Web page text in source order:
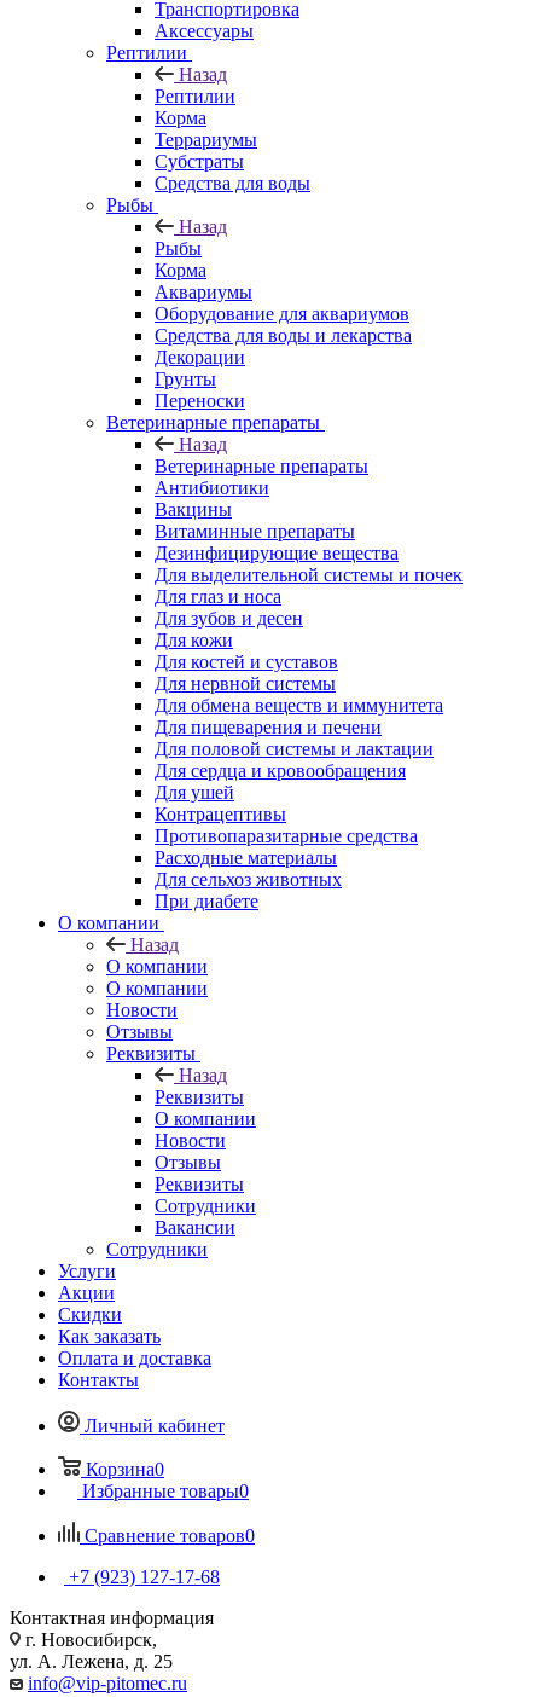
Транспортировка
Аксессуары
Рептилии
Назад
Рептилии
Корма
Террариумы
Субстраты
Средства для воды
Рыбы
Назад
Рыбы
Корма
Аквариумы
Оборудование для аквариумов
Средства для воды и лекарства
Декорации
Грунты
Переноски
Ветеринарные препараты
Назад
Ветеринарные препараты
Антибиотики
Вакцины
Витаминные препараты
Дезинфицирующие вещества
Для выделительной системы и почек
Для глаз и носа
Для зубов и десен
Для кожи
Для костей и суставов
Для нервной системы
Для обмена веществ и иммунитета
Для пищеварения и печени
Для половой системы и лактации
Для сердца и кровообращения
Для ушей
Контрацептивы
Противопаразитарные средства
Расходные материалы
Для сельхоз животных
При диабете
О компании
Назад
О компании
О компании
Новости
Отзывы
Реквизиты
Назад
Реквизиты
О компании
Новости
Отзывы
Реквизиты
Сотрудники
Вакансии
Сотрудники
Услуги
Акции
Скидки
Как заказать
Оплата и доставка
Контакты
Личный кабинет
Корзина0
Избранные товары0
Сравнение товаров0
+7 (923) 127-17-68
Контактная информация
г. Новосибирск,
ул. А. Лежена, д. 25
info@vip-pitomec.ru